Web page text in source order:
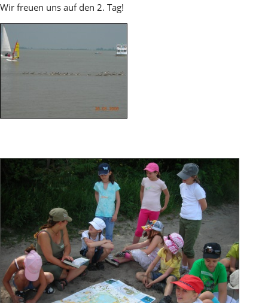
Wir freuen uns auf den 2. Tag!